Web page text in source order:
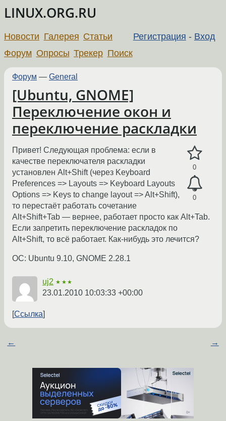
LINUX.ORG.RU
Регистрация - Вход
Новости Галерея Статьи
Форум Опросы Трекер Поиск
Форум — General
[Ubuntu, GNOME]
Переключение окон и
переключение раскладки
0
0
Привет! Следующая проблема: если в
качестве переключателя раскладки
установлен Alt+Shift (через Keyboard
Preferences => Layouts => Keyboard Layouts
Options => Keys to change layout => Alt+Shift),
то перестаёт работать сочетание
Alt+Shift+Tab — вернее, работает просто как Alt+Tab.
Если запретить переключение раскладок по
Alt+Shift, то всё работает. Как-нибудь это лечится?
ОС: Ubuntu 9.10, GNOME 2.28.1
uj2 ★★★
23.01.2010 10:03:33 +00:00
Ссылка
← →